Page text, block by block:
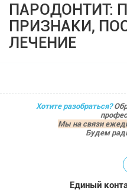
ПАРОДОНТИТ:
ПРИЗНАКИ,
ЛЕЧЕНИЕ
Хотите разобраться?
Мы на связи
Будем
Единый